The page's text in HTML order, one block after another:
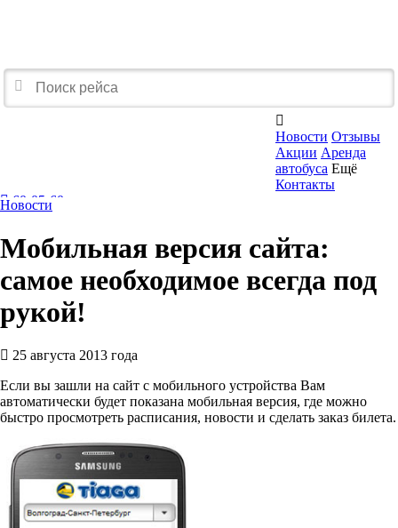

Новости Отзывы
Акции Аренда
автобуса Ещё
Контакты
60-05-60
Перезвоните мне
Новости
Мобильная версия сайта:
самое необходимое всегда под
рукой!
25 августа 2013 года
Если вы зашли на сайт с мобильного устройства Вам
автоматически будет показана мобильная версия, где можно
быстро просмотреть расписания, новости и сделать заказ билета.